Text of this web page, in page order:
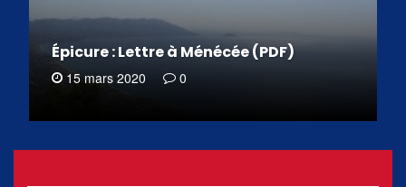
Épicure : Lettre à Ménécée (PDF)
15 mars 2020 0